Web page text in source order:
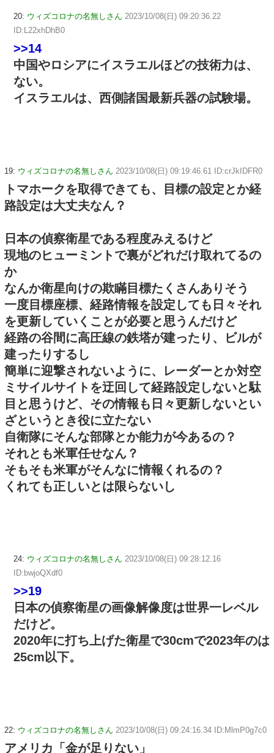
20: ウィズコロナの名無しさん 2023/10/08(日) 09:20:36.22
ID:L22xhDhB0
>>14
中国やロシアにイスラエルほどの技術力は、
ない。
イスラエルは、西側諸国最新兵器の試験場。
19: ウィズコロナの名無しさん 2023/10/08(日) 09:19:46.61 ID:crJkIDFR0
トマホークを取得できても、目標の設定とか経
路設定は大丈夫なん？
日本の偵察衛星である程度みえるけど
現地のヒューミントで裏がどれだけ取れてるの
か
なんか衛星向けの欺瞞目標たくさんありそう
一度目標座標、経路情報を設定しても日々それ
を更新していくことが必要と思うんだけど
経路の谷間に高圧線の鉄塔が建ったり、ビルが
建ったりするし
簡単に迎撃されないように、レーダーとか対空
ミサイルサイトを迂回して経路設定しないと駄
目と思うけど、その情報も日々更新しないとい
ざというとき役に立たない
自衛隊にそんな部隊とか能力が今あるの？
それとも米軍任せなん？
そもそも米軍がそんなに情報くれるの？
くれても正しいとは限らないし
24: ウィズコロナの名無しさん 2023/10/08(日) 09:28:12.16
ID:bwjoQXdf0
>>19
日本の偵察衛星の画像解像度は世界一レベル
だけど。
2020年に打ち上げた衛星で30cmで2023年のは
25cm以下。
22: ウィズコロナの名無しさん 2023/10/08(日) 09:24:16.34 ID:MlmP0g7c0
アメリカ「金が足りない」